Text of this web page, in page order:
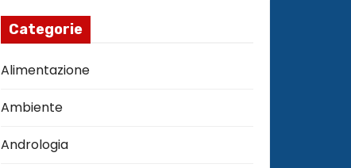
Categorie
Alimentazione
Ambiente
Andrologia